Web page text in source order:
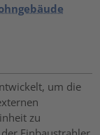
um die
zu